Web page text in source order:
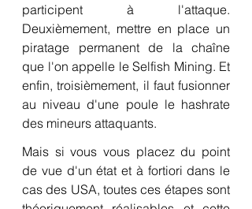
participent à l'attaque.
Deuxièmement, mettre en place un
piratage permanent de la chaîne
que l'on appelle le Selfish Mining. Et
enfin, troisièmement, il faut fusionner
au niveau d'une poule le hashrate
des mineurs attaquants.
Mais si vous vous placez du point
de vue d'un état et à fortiori dans le
cas des USA, toutes ces étapes sont